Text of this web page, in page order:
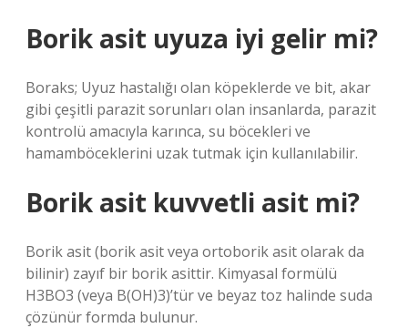
Borik asit uyuza iyi gelir mi?
Boraks; Uyuz hastalığı olan köpeklerde ve bit, akar
gibi çeşitli parazit sorunları olan insanlarda, parazit
kontrolü amacıyla karınca, su böcekleri ve
hamamböceklerini uzak tutmak için kullanılabilir.
Borik asit kuvvetli asit mi?
Borik asit (borik asit veya ortoborik asit olarak da
bilinir) zayıf bir borik asittir. Kimyasal formülü
H3BO3 (veya B(OH)3)’tür ve beyaz toz halinde suda
çözünür formda bulunur.